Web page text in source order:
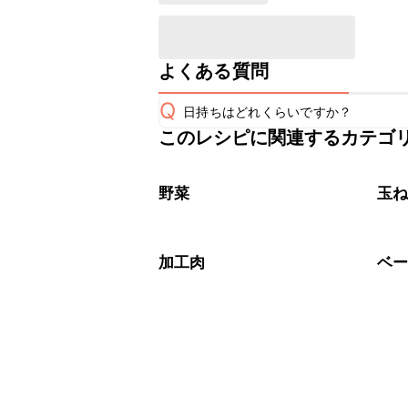
よくある質問
Q 日持ちはどれくらいですか？
保存期間は冷蔵で当日中が目安です
※日持ちは目安です。
このレシピに関連するカテゴ
野菜 玉
加工肉 ベ